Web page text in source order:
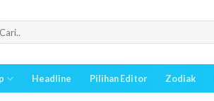
Headline Pilihan Editor Zodiak